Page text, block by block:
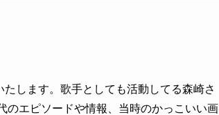
します。歌手としても活動してる森崎さ
のエピソードや情報、当時のかっこいい画